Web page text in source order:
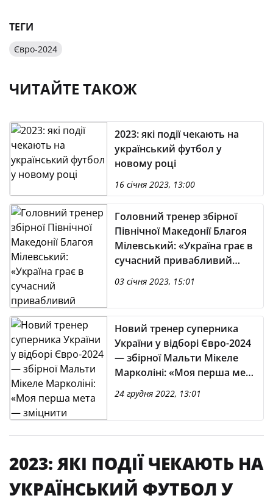
ТЕГИ
Євро-2024
ЧИТАЙТЕ ТАКОЖ
2023: які події чекають на
український футбол у
новому році
16 січня 2023, 13:00
Головний тренер збірної
Північної Македонії Благоя
Мілевський: «Україна грає в
сучасний привабливий
футбол незалежно від
суперника»
03 січня 2023, 15:01
Новий тренер суперника
України у відборі Євро-2024
— збірної Мальти Мікеле
Марколіні: «Моя перша мета
— зміцнити команду
справжніми цінностями»
24 грудня 2022, 13:01
2023: ЯКІ ПОДІЇ ЧЕКАЮТЬ НА
УКРАЇНСЬКИЙ ФУТБОЛ У